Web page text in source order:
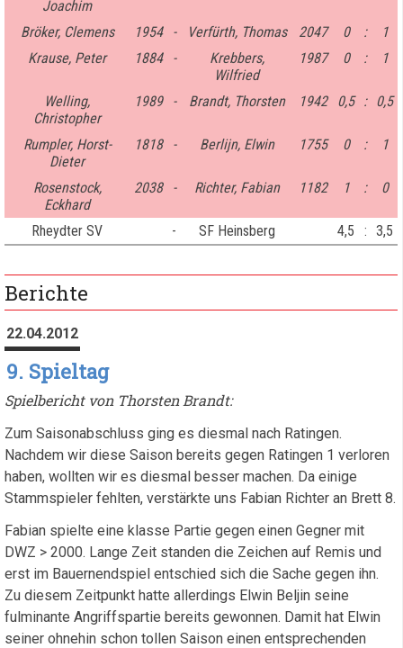
Joachim
Bröker, Clemens
1954 - Verfürth, Thomas 2047 0 :
1
Krause, Peter
1884 -
Krebbers,
Wilfried
1987 0 : 1
Welling,
Christopher
1989 - Brandt, Thorsten 1942 0,5 : 0,5
Rumpler, Horst-
Dieter
1818 - Berlijn, Elwin 1755 0 : 1
Rosenstock,
Eckhard
2038 - Richter, Fabian 1182 1 : 0
Rheydter SV - SF Heinsberg 4,5 : 3,5
Berichte
22.04.2012
9. Spieltag
Spielbericht von Thorsten Brandt:
Zum Saisonabschluss ging es diesmal nach Ratingen.
Nachdem wir diese Saison bereits gegen Ratingen 1 verloren
haben, wollten wir es diesmal besser machen. Da einige
Stammspieler fehlten, verstärkte uns Fabian Richter an Brett 8.
Fabian spielte eine klasse Partie gegen einen Gegner mit
DWZ > 2000. Lange Zeit standen die Zeichen auf Remis und
erst im Bauernendspiel entschied sich die Sache gegen ihn.
Zu diesem Zeitpunkt hatte allerdings Elwin Beljin seine
fulminante Angriffspartie bereits gewonnen. Damit hat Elwin
seiner ohnehin schon tollen Saison einen entsprechenden